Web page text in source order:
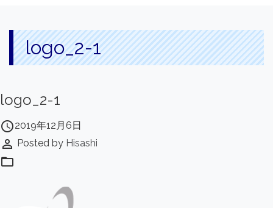
logo_2-1
logo_2-1
access_time2019年12月6日
perm_identity Posted by Hisashi
folder_open